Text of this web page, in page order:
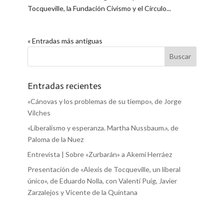
Tocqueville, la Fundación Civismo y el Círculo...
« Entradas más antiguas
Entradas recientes
«Cánovas y los problemas de su tiempo», de Jorge
Vilches
«Liberalismo y esperanza. Martha Nussbaum.», de
Paloma de la Nuez
Entrevista | Sobre «Zurbarán» a Akemi Herráez
Presentación de «Alexis de Tocqueville, un liberal
único», de Eduardo Nolla, con Valentí Puig, Javier
Zarzalejos y Vicente de la Quintana